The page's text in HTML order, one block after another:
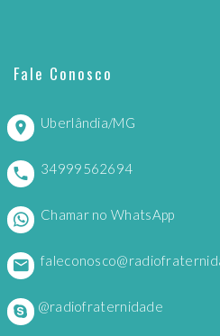
Fale Conosco
Uberlândia/MG
34999562694
Chamar no WhatsApp
@radiofraternidade